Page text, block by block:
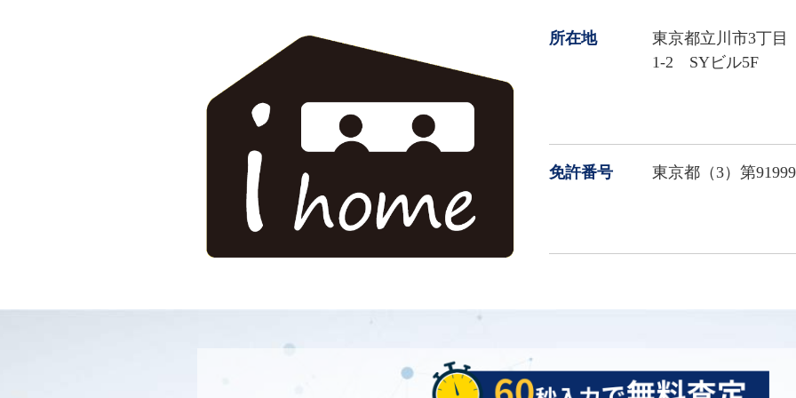
所在地
東京都立川市3丁目
1-2 SYビル5F
免許番号 東京都（3）第